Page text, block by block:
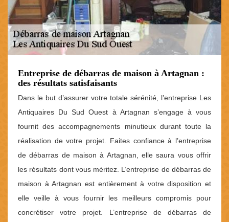
Entreprise de débarras de maison à Artagnan :
des résultats satisfaisants
Dans le but d’assurer votre totale sérénité, l’entreprise Les
Antiquaires Du Sud Ouest à Artagnan s’engage à vous
fournit des accompagnements minutieux durant toute la
réalisation de votre projet. Faites confiance à l’entreprise
de débarras de maison à Artagnan, elle saura vous offrir
les résultats dont vous méritez. L’entreprise de débarras de
maison à Artagnan est entièrement à votre disposition et
elle veille à vous fournir les meilleurs compromis pour
concrétiser votre projet. L’entreprise de débarras de